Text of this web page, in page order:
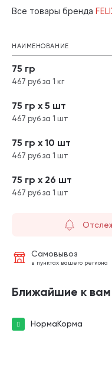
Все товары бренда
НАИМЕНОВАНИЕ
75 гр
467 руб за 1 кг
75 гр х 5 шт
467 руб за 1 шт
75 гр х 10 шт
467 руб за 1 шт
75 гр х 26 шт
467 руб за 1 шт
Самовывоз
в пунктах вашего региона
Ближайшие к
НормаКорма